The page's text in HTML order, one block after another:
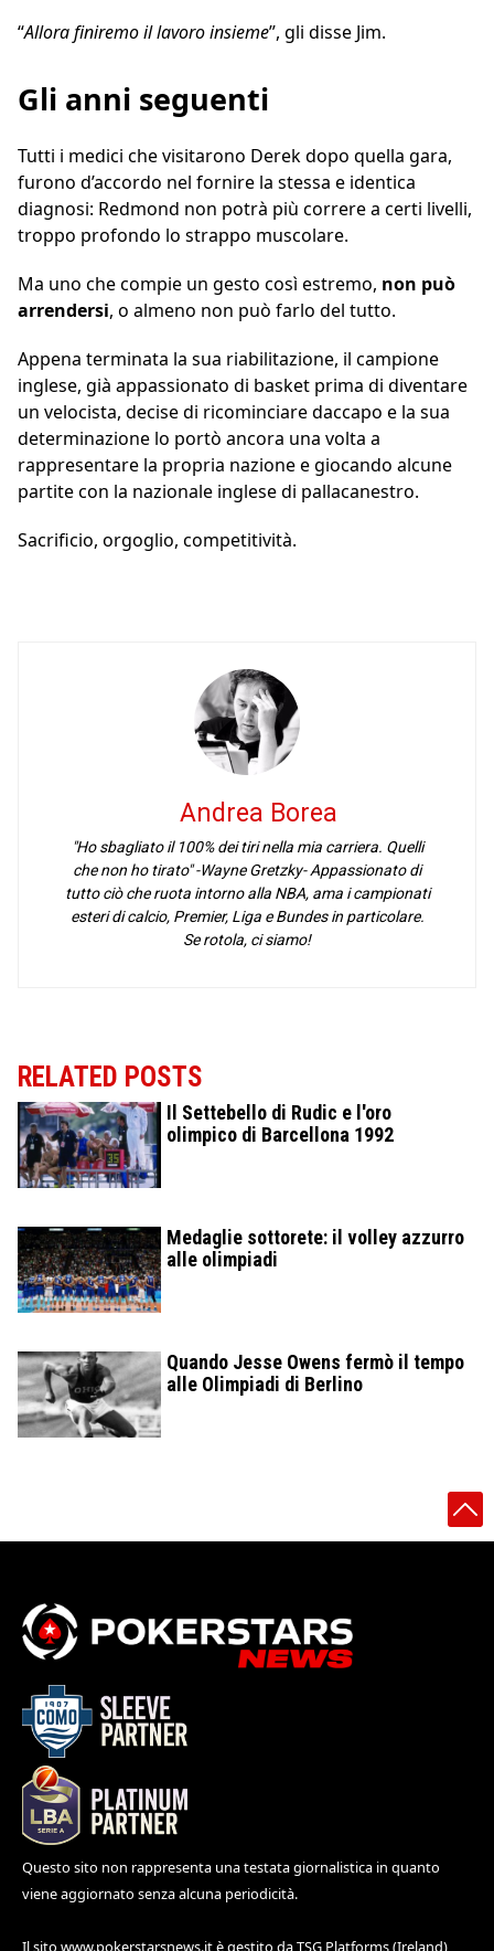
“Allora finiremo il lavoro insieme”, gli disse Jim.
Gli anni seguenti
Tutti i medici che visitarono Derek dopo quella gara,
furono d’accordo nel fornire la stessa e identica
diagnosi: Redmond non potrà più correre a certi livelli,
troppo profondo lo strappo muscolare.
Ma uno che compie un gesto così estremo, non può
arrendersi, o almeno non può farlo del tutto.
Appena terminata la sua riabilitazione, il campione
inglese, già appassionato di basket prima di diventare
un velocista, decise di ricominciare daccapo e la sua
determinazione lo portò ancora una volta a
rappresentare la propria nazione e giocando alcune
partite con la nazionale inglese di pallacanestro.
Sacrificio, orgoglio, competitività.
Andrea Borea
"Ho sbagliato il 100% dei tiri nella mia carriera. Quelli
che non ho tirato" -Wayne Gretzky- Appassionato di
tutto ciò che ruota intorno alla NBA, ama i campionati
esteri di calcio, Premier, Liga e Bundes in particolare.
Se rotola, ci siamo!
RELATED POSTS
Il Settebello di Rudic e l'oro
olimpico di Barcellona 1992
Medaglie sottorete: il volley azzurro
alle olimpiadi
Quando Jesse Owens fermò il tempo
alle Olimpiadi di Berlino
Questo sito non rappresenta una testata giornalistica in quanto
viene aggiornato senza alcuna periodicità.
Il sito www.pokerstarsnews.itè gestito da TSG Platforms (Ireland)